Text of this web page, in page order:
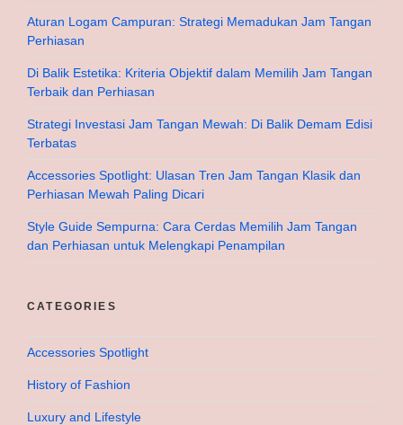
Aturan Logam Campuran: Strategi Memadukan Jam Tangan
Perhiasan
Di Balik Estetika: Kriteria Objektif dalam Memilih Jam Tangan
Terbaik dan Perhiasan
Strategi Investasi Jam Tangan Mewah: Di Balik Demam Edisi
Terbatas
Accessories Spotlight: Ulasan Tren Jam Tangan Klasik dan
Perhiasan Mewah Paling Dicari
Style Guide Sempurna: Cara Cerdas Memilih Jam Tangan
dan Perhiasan untuk Melengkapi Penampilan
CATEGORIES
Accessories Spotlight
History of Fashion
Luxury and Lifestyle